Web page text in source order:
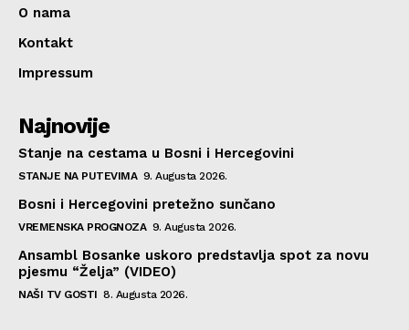
O nama
Kontakt
Impressum
Najnovije
Stanje na cestama u Bosni i Hercegovini
STANJE NA PUTEVIMA 9. Augusta 2026.
Bosni i Hercegovini pretežno sunčano
VREMENSKA PROGNOZA 9. Augusta 2026.
Ansambl Bosanke uskoro predstavlja spot za novu
pjesmu “Želja” (VIDEO)
NAŠI TV GOSTI 8. Augusta 2026.